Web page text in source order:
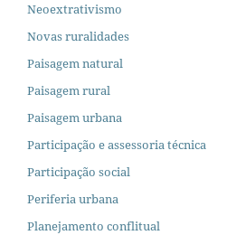
Neoextrativismo
Novas ruralidades
Paisagem natural
Paisagem rural
Paisagem urbana
Participação e assessoria técnica
Participação social
Periferia urbana
Planejamento conflitual